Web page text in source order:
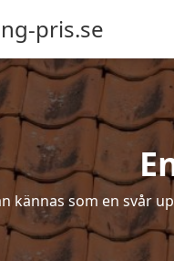
pris.se
kännas som en svår